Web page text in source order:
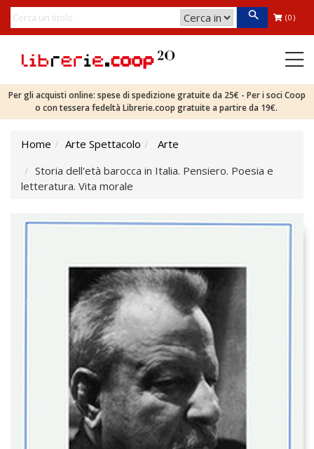
(0)
Per gli acquisti online: spese di spedizione gratuite da 25€ - Per i soci Coop
o con tessera fedeltà Librerie.coop gratuite a partire da 19€.
Home Arte Spettacolo
Arte
Storia dell'età barocca in Italia. Pensiero. Poesia e
letteratura. Vita morale